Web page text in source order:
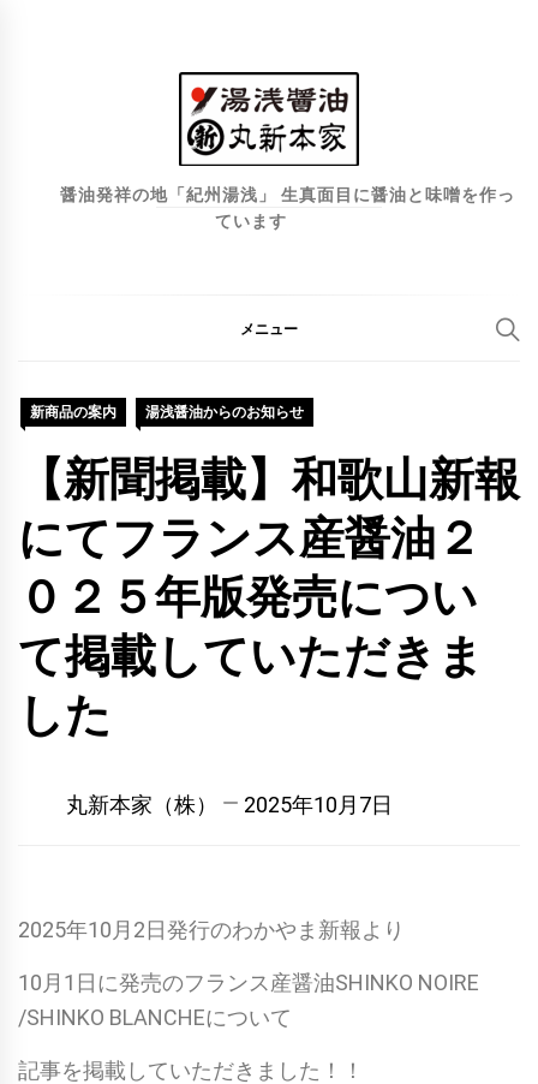
醤油発祥の地「紀州湯浅」 生真面目に醤油と味噌を作っ
ています
メニュー
新商品の案内 湯浅醤油からのお知らせ
【新聞掲載】和歌山新報
にてフランス産醤油２
０２５年版発売につい
て掲載していただきま
した
丸新本家（株） 2025年10月7日
2025年10月2日発行のわかやま新報より
10月1日に発売のフランス産醤油SHINKO NOIRE
/SHINKO BLANCHEについて
記事を掲載していただきました！！